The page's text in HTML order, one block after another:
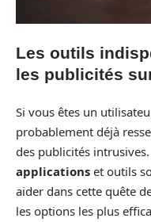
Les outils
les publicités
Si vous êtes un
probablement déjà
des publicités
applications et outils
aider dans cette quête
les options les plus